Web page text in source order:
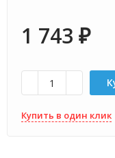
1 743 ₽
Купить в один клик